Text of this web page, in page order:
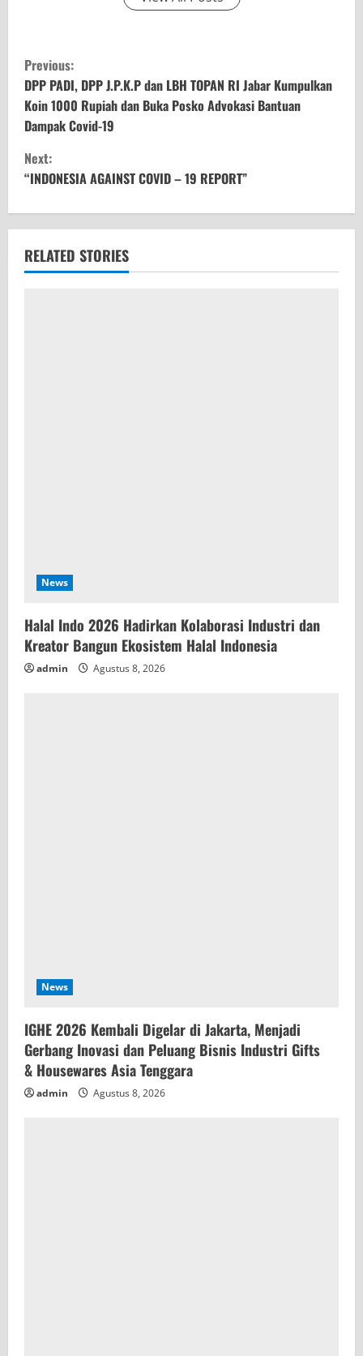
C
o
n
t
n
u
Previous:
DPP PADI, DPP J.P.K.P dan LBH TOPAN RI Jabar Kumpulkan
Koin 1000 Rupiah dan Buka Posko Advokasi Bantuan
Dampak Covid-19
Next:
“INDONESIA AGAINST COVID – 19 REPORT”
RELATED STORIES
News
Halal Indo 2026 Hadirkan Kolaborasi Industri dan
Kreator Bangun Ekosistem Halal Indonesia
admin Agustus 8, 2026
News
IGHE 2026 Kembali Digelar di Jakarta, Menjadi
Gerbang Inovasi dan Peluang Bisnis Industri Gifts
& Housewares Asia Tenggara
admin Agustus 8, 2026